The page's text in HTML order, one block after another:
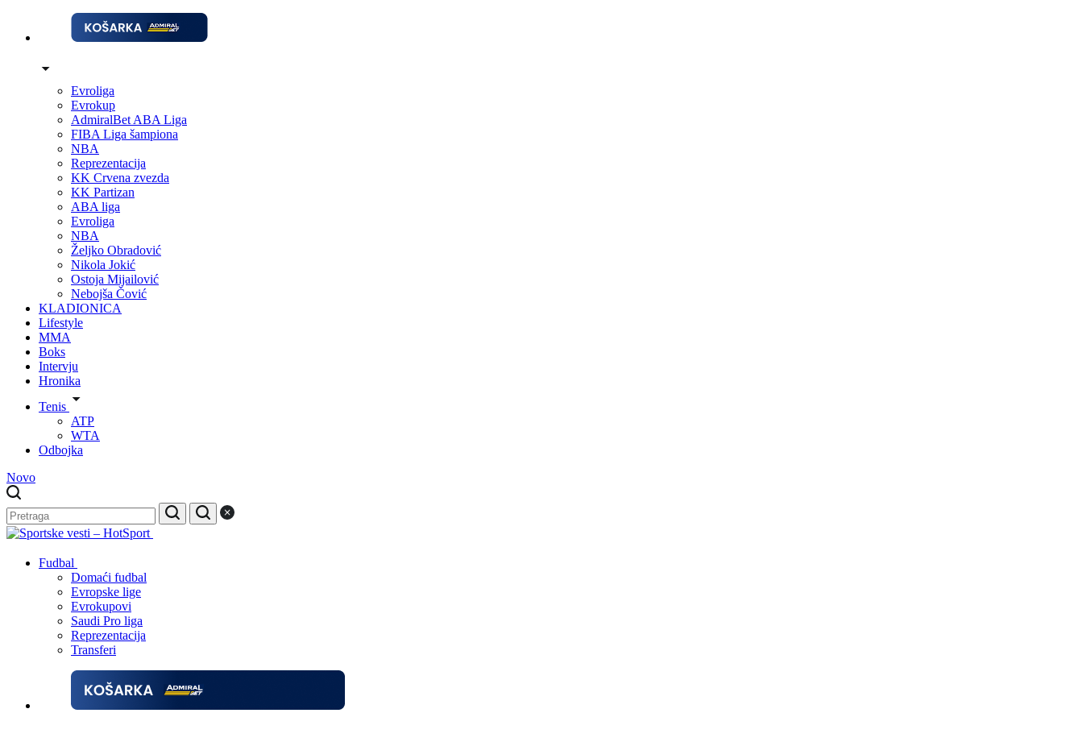
Evroliga
Evrokup
AdmiralBet ABA Liga
FIBA Liga šampiona
NBA
Reprezentacija
KK Crvena zvezda
KK Partizan
ABA liga
Evroliga
NBA
Željko Obradović
Nikola Jokić
Ostoja Mijailović
Nebojša Čović
KLADIONICA
Lifestyle
MMA
Boks
Intervju
Hronika
Tenis
ATP
WTA
Odbojka
Novo
Fudbal
Domaći fudbal
Evropske lige
Evrokupovi
Saudi Pro liga
Reprezentacija
Transferi